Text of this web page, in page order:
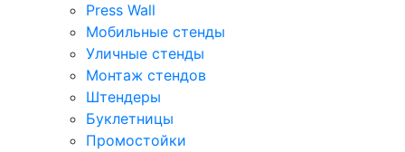
Press Wall
Мобильные стенды
Уличные стенды
Монтаж стендов
Штендеры
Буклетницы
Промостойки